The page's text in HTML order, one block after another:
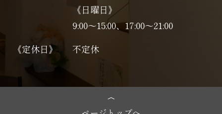
《日曜日》
9:00～15:00、17:00〜21:00
《定休日》
不定休